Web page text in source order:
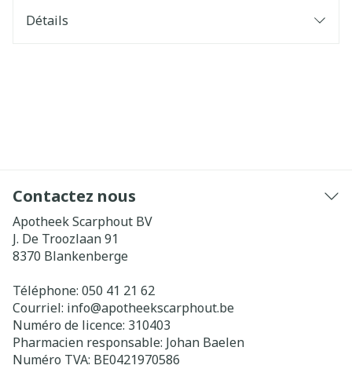
Détails
Contactez nous
Apotheek Scarphout BV
J. De Troozlaan 91
8370 Blankenberge
Téléphone: 050 41 21 62
Courriel: info@apotheekscarphout.be
Numéro de licence: 310403
Pharmacien responsable: Johan Baelen
Numéro TVA: BE0421970586